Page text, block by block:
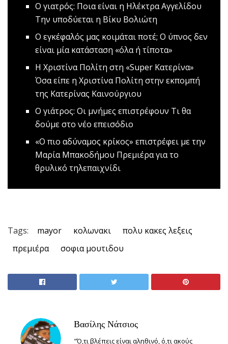
Ο γιατρός: Ποια είναι η Ηλέκτρα Αγγελίδου
Την υποδύεται η Βίκυ Βολιώτη
O εγκέφαλός μας κοιμάται ποτέ; Ο ύπνος δεν
είναι μία κατάσταση «όλα ή τίποτα»
Η Χριστίνα Πολίτη στη «Super Κατερίνα»
Όσα είπε η Χριστίνα Πολίτη στην εκπομπή
της Κατερίνας Καινούργιου
Ο γιάτρος: Οι μνήμες επιστρέφουν Τι θα
δούμε στο νέο επεισόδιο
«Ο πιο αδύναμος κρίκος» επιστρέφει με την
Μαρία Μπακοδήμου Πρεμιέρα για το
θρυλικό τηλεπαιχνίδι
Tags: mayor κολωνακι
πολυ κακες λεξεις
πρεμιέρα
σοφια μουτιδου
Βασίλης Νάτσιος
"Ό,τι βλέπεις είναι αληθινό, ό,τι ακούς